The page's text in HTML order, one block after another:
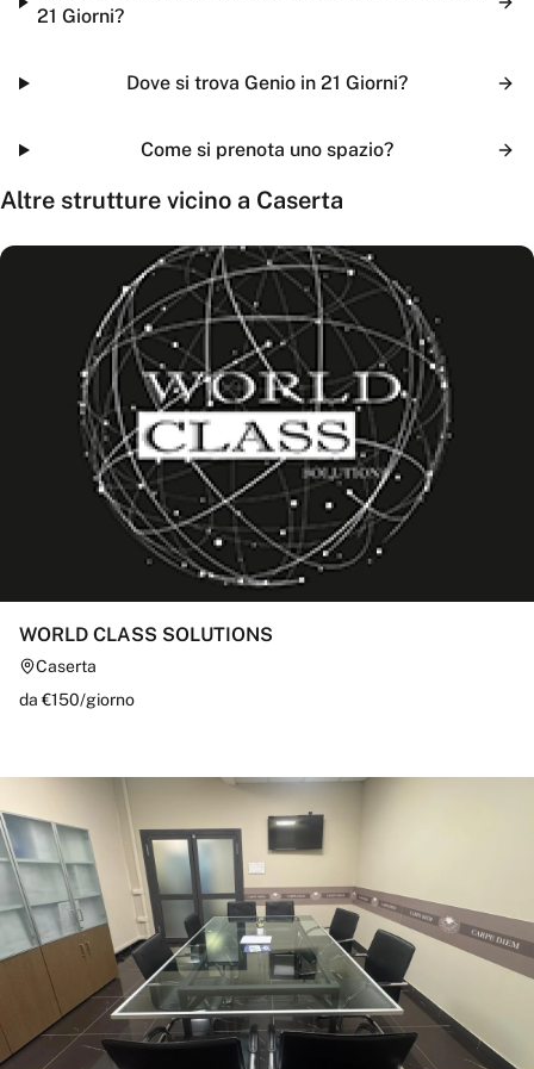
21 Giorni?
Dove si trova Genio in 21 Giorni?
Come si prenota uno spazio?
Altre strutture vicino a Caserta
WORLD CLASS SOLUTIONS
Caserta
da €150/giorno